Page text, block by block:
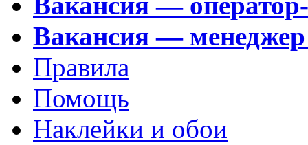
Вакансия —
Правила
Помощь
Наклейки и обои